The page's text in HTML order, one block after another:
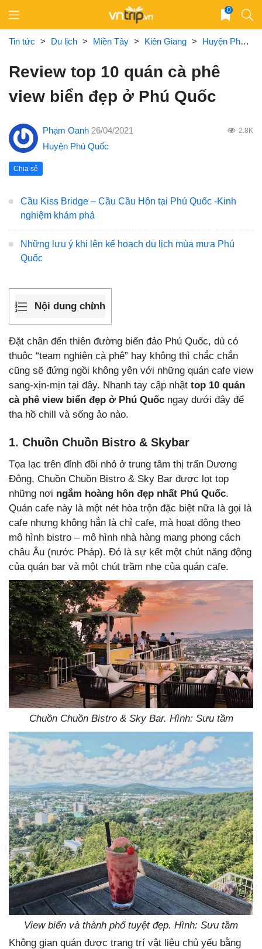
content
0
Tin tức > Du lịch > Miền Tây > Kiên Giang > Huyện Phú Quốc
Review top 10 quán cà phê
view biển đẹp ở Phú Quốc
Phạm Oanh 26/04/2021 2.8K
Huyện Phú Quốc
Chia sẻ
Cầu Kiss Bridge – Cầu Cầu Hôn tại Phú Quốc -Kinh
nghiệm khám phá
Những lưu ý khi lên kế hoạch du lịch mùa mưa Phú
Quốc
Nội dung chính
Đặt chân đến thiên đường biển đảo Phú Quốc, dù có
thuộc “team nghiện cà phê” hay không thì chắc chắn
cũng sẽ đứng ngồi không yên với những quán cafe view
sang-xịn-mịn tại đây. Nhanh tay cập nhật top 10 quán
cà phê view biển đẹp ở Phú Quốc ngay dưới đây để
tha hồ chill và sống ảo nào.
1. Chuồn Chuồn Bistro & Skybar
Tọa lạc trên đỉnh đồi nhỏ ở trung tâm thị trấn Dương
Đông, Chuồn Chuồn Bistro & Sky Bar được lọt top
những nơi ngắm hoàng hôn đẹp nhất Phú Quốc.
Quán cafe này là một nét hòa trộn đặc biệt nữa là gọi là
cafe nhưng không hẳn là chỉ cafe, mà hoạt động theo
mô hình bistro – mô hình nhà hàng mang phong cách
châu Âu (nước Pháp). Đó là sự kết một chút năng động
của quán bar và một chút trầm nhẹ của quán cafe.
Chuồn Chuồn Bistro & Sky Bar. Hình: Sưu tầm
View biển và thành phố tuyệt đẹp. Hình: Sưu tầm
Không gian quán được trang trí vật liệu chủ yếu bằng